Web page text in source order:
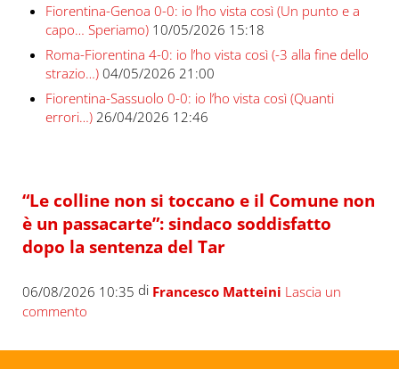
Fiorentina-Genoa 0-0: io l’ho vista così (Un punto e a
capo… Speriamo) 10/05/2026 15:18
Roma-Fiorentina 4-0: io l’ho vista così (-3 alla fine dello
strazio…) 04/05/2026 21:00
Fiorentina-Sassuolo 0-0: io l’ho vista così (Quanti
errori…) 26/04/2026 12:46
“Le colline non si toccano e il Comune non
è un passacarte”: sindaco soddisfatto
dopo la sentenza del Tar
06/08/2026 10:35 di Francesco Matteini Lascia un
commento